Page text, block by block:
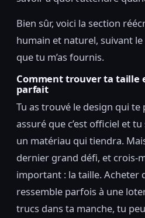
Bien sûr, voici la section
humain et naturel, suivant
que tu m’as fournis.
Comment trouver ta taille
parfait
Tu as trouvé le design qui te
assuré que c’est officiel et tu
un matériau qui tiendra.
dernier grand défi, et crois-
important : la taille. Acheter
ressemble parfois à une
trucs dans ta manche, tu